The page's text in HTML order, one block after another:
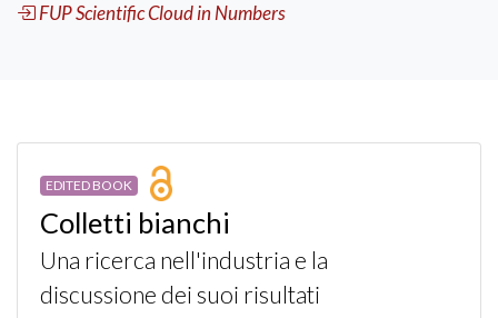
FUP Scientific Cloud in Numbers
EDITED BOOK
Colletti bianchi
Una ricerca nell'industria e la
discussione dei suoi risultati